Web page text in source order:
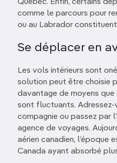
Québec. Enfin, certains
comme le parcours pour
ou au Labrador
Se déplacer en
Les vols intérieurs sont
solution peut être choisie
davantage de moyens
sont fluctuants.
compagnie ou passez par
agence de voyages.
aérien canadien, l’époque
Canada ayant absorbé